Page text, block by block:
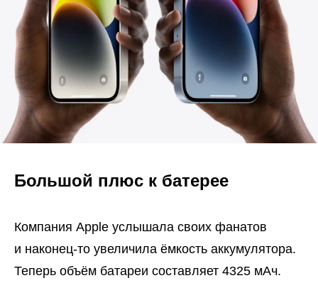
Большой плюс к батерее
Компания Apple услышала своих фанатов
и наконец-то увеличила ёмкость аккумулятора.
Теперь объём батареи составляет 4325 мАч.